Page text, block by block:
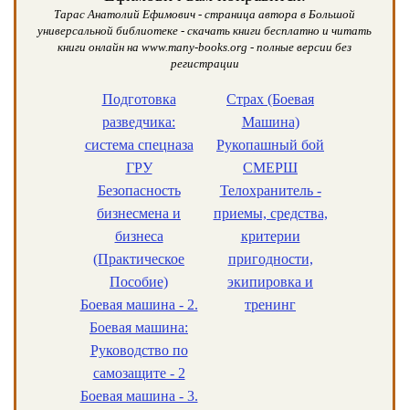
Тарас Анатолий Ефимович - страница автора в Большой
универсальной библиотеке - скачать книги бесплатно и читать
книги онлайн на www.many-books.org - полные версии без
регистрации
Подготовка
разведчика:
система спецназа
ГРУ
Безопасность
бизнесмена и
бизнеса
(Практическое
Пособие)
Боевая машина - 2.
Боевая машина:
Руководство по
самозащите - 2
Боевая машина - 3.
Страх (Боевая
Машина)
Рукопашный бой
СМЕРШ
Телохранитель -
приемы, средства,
критерии
пригодности,
экипировка и
тренинг